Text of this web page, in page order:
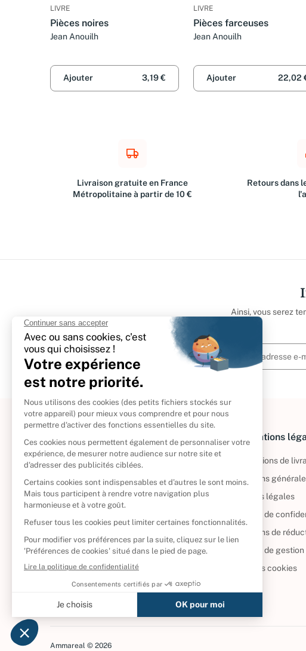
LIVRE
Pièces noires
Jean Anouilh
Ajouter 3,19 €
LIVRE
Pièces farceuses
Jean Anouilh
Ajouter 22,02
Livraison gratuite en France
Métropolitaine à partir de 10 €
Retours dans
Ainsi, vous serez
À propos
Politique de retour
Reprendre vos livres
Qui sommes-nous ?
CD d'occasion
DVD d'occasion
Livres d’occasion
Informations
Informations de
Conditions
Mentions légales
Politique de
Conditions de
Politique de
Gérer vos cookies
Ammareal © 2026